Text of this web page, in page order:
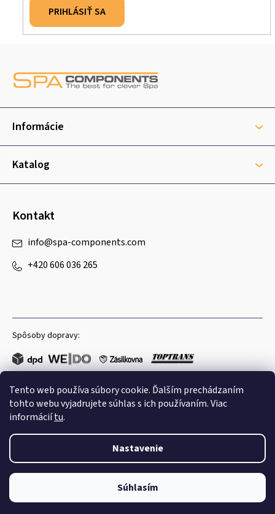
Tento web používa súbory cookie. Ďalším prechádzaním
tohto webu vyjadrujete súhlas s ich používaním. Viac
informáciítu.
Nastavenie
Súhlasím
PRIHLÁSIŤ SA
ä
i
Informácie
Katalog
Kontakt
info@spa-components.com
+420 606 036 265
Spôsoby dopravy:
Obľúbené spôsoby platby:
Shoptet
Copyright 2026Spa Components. Všetky práva vyhradené.